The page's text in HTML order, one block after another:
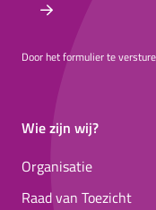
Door het formulier te
Wie zijn wij?
Organisatie
Raad van Toezicht